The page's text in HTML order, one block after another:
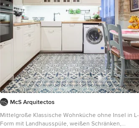
McS Arquitectos
Mittelgroße Klassische Wohnküche ohne Insel in L-
Form mit Landhausspüle, weißen Schränken,